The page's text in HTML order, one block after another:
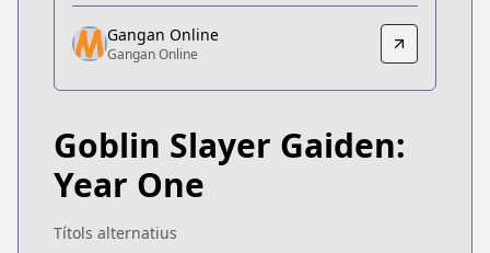
https://yenpress.com/series/goblin-slayer-side-
Gangan Online
Gangan Online
https://www.ganganonline.com/contents/
Gangan Online
Gangan Online
Goblin Slayer Gaiden:
Year One
Títols alternatius